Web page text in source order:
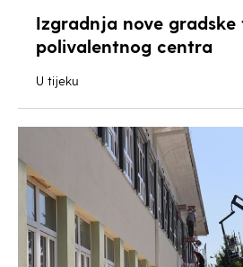
Izgradnja nove gradske
polivalentnog centra
U tijeku